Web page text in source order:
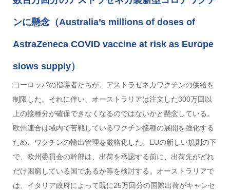
ンに懸念（Australia’s millions of doses of
AstraZeneca COVID vaccine at risk as Europe
slows supply）
ヨーロッパの指導者たちが、アストラゼネカワクチンの供給を
制限した。それに伴い、オーストラリアは注文した300万回以
上の接種分が確保できなくなるのではないかと懸念している。
欧州連合は域内で苦戦しているワクチン接種の展開を強化する
ため、ワクチンの輸出管理を厳格化した。EUの新しい規則の下
で、欧州委員会の幹部は、出荷を承認する前に、出荷先がどれ
だけ困窮している国であるか等を検討する。オーストラリアで
は、イタリア政府によって既に25万回分の国際出荷がキャンセ